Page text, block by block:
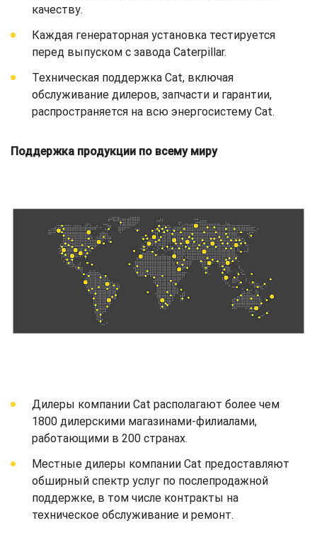
качеству.
Каждая генераторная установка тестируется
перед выпуском с завода Caterpillar.
Техническая поддержка Cat, включая
обслуживание дилеров, запчасти и гарантии,
распространяется на всю энергосистему Cat.
Поддержка продукции по всему миру
Дилеры компании Cat располагают более чем
1800 дилерскими магазинами-филиалами,
работающими в 200 странах.
Местные дилеры компании Cat предоставляют
обширный спектр услуг по послепродажной
поддержке, в том числе контракты на
техническое обслуживание и ремонт.